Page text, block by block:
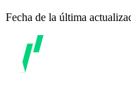
Fecha de la última